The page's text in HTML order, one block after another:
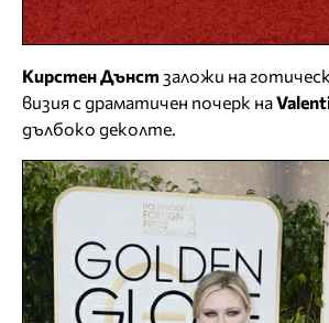
Кирстен Дънст заложи на
визия с драматичен почерк на
дълбоко деколте.